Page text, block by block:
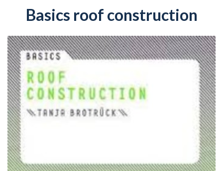
Basics roof construction
basics-
roof-
construction.jpg